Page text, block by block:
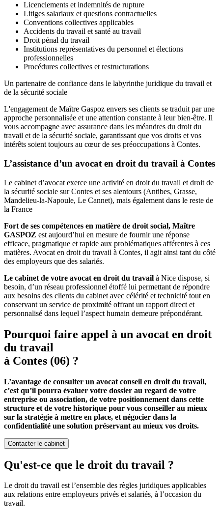
Licenciements et indemnités de rupture
Litiges salariaux et questions contractuelles
Conventions collectives applicables
Accidents du travail et santé au travail
Droit pénal du travail
Institutions représentatives du personnel et élections
professionnelles
Procédures collectives et restructurations
Un partenaire de confiance dans le labyrinthe juridique du travail et
de la sécurité sociale
L'engagement de Maître Gaspoz envers ses clients se traduit par une
approche personnalisée et une attention constante à leur bien-être. Il
vous accompagne avec assurance dans les méandres du droit du
travail et de la sécurité sociale, garantissant que vos droits et vos
intérêts soient toujours au cœur de ses préoccupations à Contes.
L’assistance d’un avocat en droit du travail à Contes
Le cabinet d’avocat exerce une activité en droit du travail et droit de
la sécurité sociale sur Contes et ses alentours (Antibes, Grasse,
Mandelieu-la-Napoule, Le Cannet), mais également dans le reste de
la France
Fort de ses compétences en matière de droit social, Maître
GASPOZ est aujourd’hui en mesure de fournir une réponse
efficace, pragmatique et rapide aux problématiques afférentes à ces
matières. Avocat en droit du travail à Contes, il agit ainsi tant du côté
des employeurs que des salariés.
Le cabinet de votre avocat en droit du travail à Nice dispose, si
besoin, d’un réseau professionnel étoffé lui permettant de répondre
aux besoins des clients du cabinet avec célérité et technicité tout en
conservant un service de proximité offrant un rapport direct et
personnalisé dans lequel l’aspect humain demeure prépondérant.
Pourquoi faire appel à un avocat en droit
du travail
à Contes (06) ?
L’avantage de consulter un avocat conseil en droit du travail,
c’est qu’il pourra évaluer votre dossier au regard de votre
entreprise ou association, de votre positionnement dans cette
structure et de votre historique pour vous conseiller au mieux
sur la stratégie à mettre en place, et négocier dans la
confidentialité une solution préservant au mieux vos droits.
Contacter le cabinet
Qu'est-ce que le droit du travail ?
Le droit du travail est l’ensemble des règles juridiques applicables
aux relations entre employeurs privés et salariés, à l’occasion du
travail.